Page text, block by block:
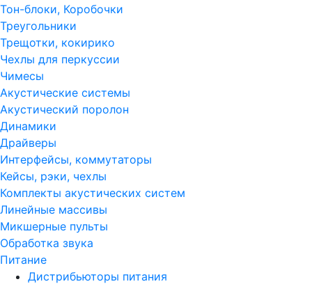
Тон-блоки, Коробочки
Треугольники
Трещотки, кокирико
Чехлы для перкуссии
Чимесы
Акустические системы
Акустический поролон
Динамики
Драйверы
Интерфейсы, коммутаторы
Кейсы, рэки, чехлы
Комплекты акустических систем
Линейные массивы
Микшерные пульты
Обработка звука
Питание
Дистрибьюторы питания